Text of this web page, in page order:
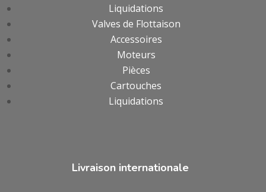
Liquidations
Valves de Flottaison
Accessoires
Moteurs
Pièces
Cartouches
Liquidations
Livraison internationale